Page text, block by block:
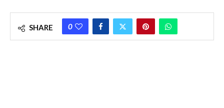
SHARE 0